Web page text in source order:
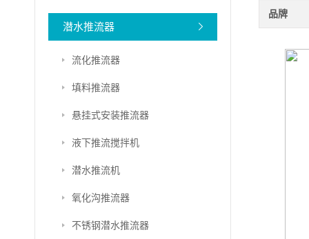
潜水推流器
流化推流器
填料推流器
悬挂式安装推流器
液下推流搅拌机
潜水推流机
氧化沟推流器
不锈钢潜水推流器
品牌